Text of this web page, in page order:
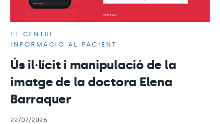
EL CENTRE
INFORMACIÓ AL PACIENT
Ús il·lícit i manipulació de la
imatge de la doctora Elena
Barraquer
22/07/2026